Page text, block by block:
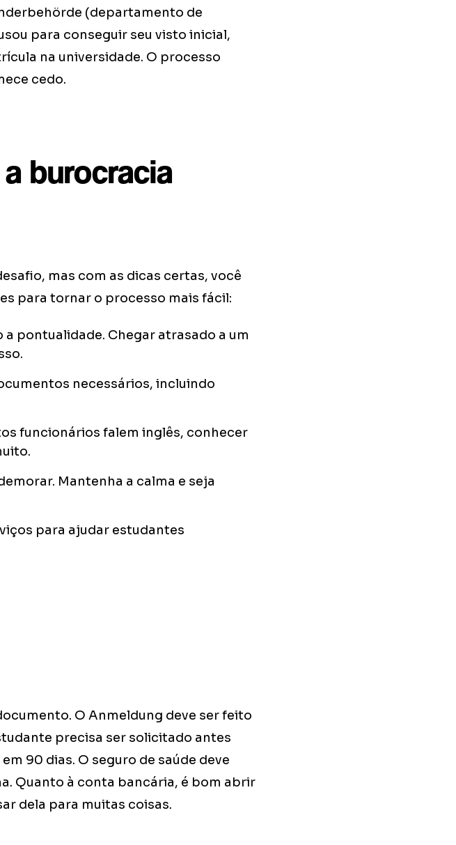
(departamento de
para conseguir seu visto inicial,
na universidade. O processo
cedo.
burocracia
mas com as dicas certas, você
para tornar o processo mais fácil:
pontualidade. Chegar atrasado a um
necessários, incluindo
funcionários falem inglês, conhecer
Mantenha a calma e seja
para ajudar estudantes
O Anmeldung deve ser feito
precisa ser solicitado antes
90 dias. O seguro de saúde deve
Quanto à conta bancária, é bom abrir
dela para muitas coisas.